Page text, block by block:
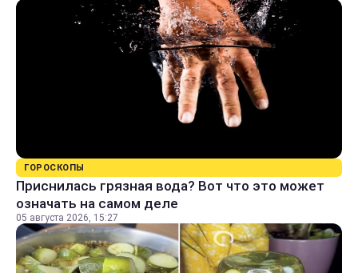
ГОРОСКОПЫ
Приснилась грязная вода? Вот что это может
означать на самом деле
05 августа 2026, 15:27